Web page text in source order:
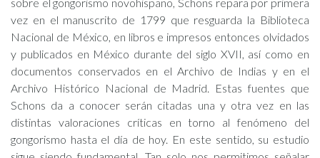
vez en el manuscrito de 1799 que resguarda la Biblioteca
Nacional de México, en libros e impresos entonces olvidados
y publicados en México durante del siglo XVII, así como en
documentos conservados en el Archivo de Indias y en el
Archivo Histórico Nacional de Madrid. Estas fuentes que
Schons da a conocer serán citadas una y otra vez en las
distintas valoraciones críticas en torno al fenómeno del
gongorismo hasta el día de hoy. En este sentido, su estudio